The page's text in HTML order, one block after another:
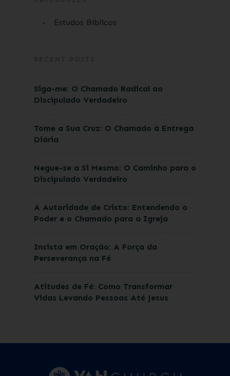
Estudos Bíblicos
Siga-me: O Chamado Radical ao
Discipulado Verdadeiro
Tome a Sua Cruz: O Chamado à Entrega
Diária
Negue-se a Si Mesmo: O Caminho para o
Discipulado Verdadeiro
A Autoridade de Cristo: Entendendo o
Poder e o Chamado para a Igreja
Insista em Oração: A Força da
Perseverança na Fé
Atitudes de Fé: Como Transformar
Vidas Levando Pessoas Até Jesus